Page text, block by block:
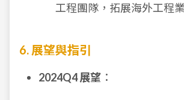
工程團隊，拓展海外工程
6. 展望與指引
2024Q4 展望 ：